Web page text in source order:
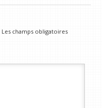
Les champs obligatoires